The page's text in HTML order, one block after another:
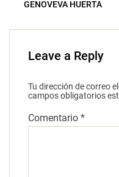
GENOVEVA HUERTA
Leave a Reply
Tu dirección de correo
campos obligatorios
Comentario *